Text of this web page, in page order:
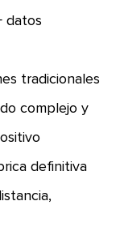
datos
tradicionales
complejo y
definitiva